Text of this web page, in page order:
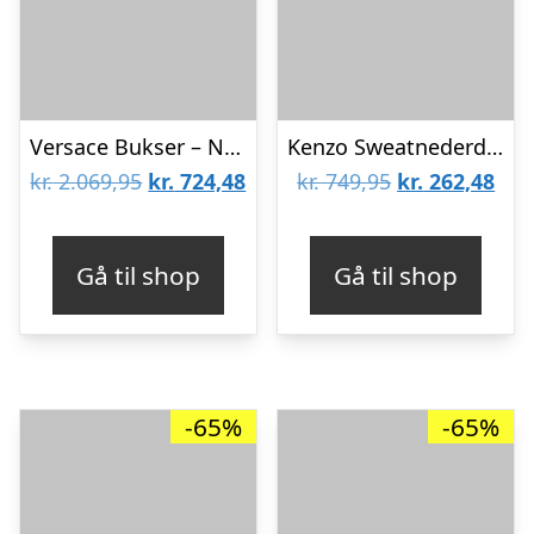
Versace Bukser – Navy
kr.2.069,95 Den
var:
kr. 2.069,95.
kr. 724,48Den
kr. 724,48.
Gå til shop
Kenzo Sweatnederdel – Veiled Pink m. Orange/Gul
kr.749,95 Den
var:
kr. 749,95.
kr. 262,48Den
kr.
Gå til shop
-65% -65%